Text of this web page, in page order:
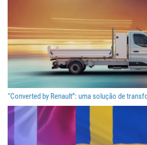
“Converted by Renault”: uma solução de